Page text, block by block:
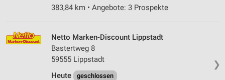
383,84 km • Angebote: 3 Prospekte
❯
Netto Marken-Discount Lippstadt
Bastertweg 8
59555 Lippstadt
Heute
geschlossen
Messung der Werbeleistung
Messung der Performance von Inhalten
Analyse von Zielgruppen durch Statistiken oder
Kombinationen von Daten aus verschiedenen